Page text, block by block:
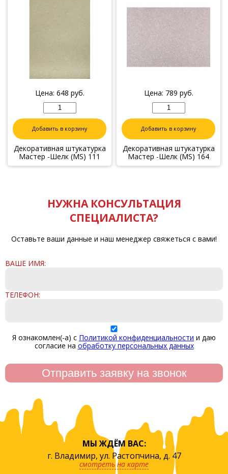
Цена: 648 руб.
Добавить в корзину
Декоративная штукатурка
Мастер -Шелк (MS) 111
Цена: 789 руб.
Добавить в корзину
Декоративная штукатурка
Мастер -Шелк (MS) 164
НУЖНА КОНСУЛЬТАЦИЯ
СПЕЦИАЛИСТА?
Оставьте ваши данные и наш менеджер свяжеться с вами!
ВАШЕ ИМЯ:
ТЕЛЕФОН:
Я ознакомлен(-а) с Политикой конфиденциальности и даю
согласие на обработку персональных данных
МЫ ЖДЁМ ВАС:
г. Владимир, ул. Растопчина, д. 47
смотреть на карте